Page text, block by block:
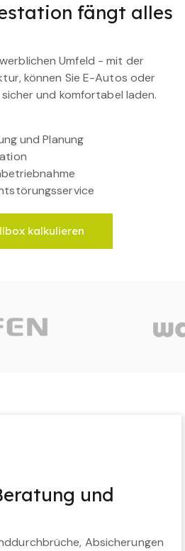
fängt alles
Umfeld - mit der
können Sie E-Autos oder
und komfortabel laden.
und Planung
kalkulieren
und
Absicherungen